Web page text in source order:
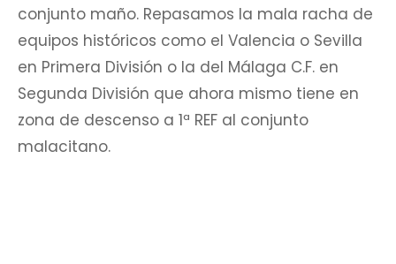
conjunto maño. Repasamos la mala racha de
equipos históricos como el Valencia o Sevilla
en Primera División o la del Málaga C.F. en
Segunda División que ahora mismo tiene en
zona de descenso a 1ª REF al conjunto
malacitano.